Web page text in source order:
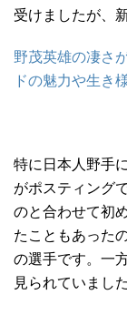
受けましたが、
野茂英雄の凄さ
ドの魅力や生き
特に日本人野手
がポスティング
のと合わせて初
たこともあった
の選手です。一
見られていました